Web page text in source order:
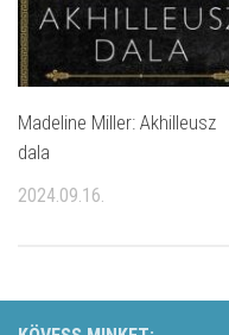
Madeline Miller: Akhilleusz ​
dala
2024.09.16.